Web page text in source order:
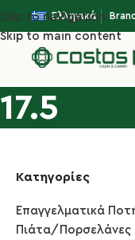
Skip to navigation
Skip to main content
Ελληνικά
17.5
Κατηγορίες
Επαγγελματικά
Πιάτα/Πορσελάνες